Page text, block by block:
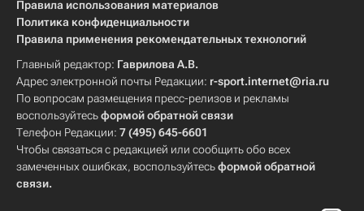
Правила использования материалов
Политика конфиденциальности
Правила применения рекомендательных технологий
Главный редактор: Гаврилова А.В.
Адрес электронной почты Редакции: r-sport.internet@ria.ru
По вопросам размещения пресс-релизов и рекламы
воспользуйтесьформой обратной связи
Телефон Редакции: 7 (495) 645-6601
Чтобы связаться с редакцией или сообщить обо всех
замеченных ошибках, воспользуйтесьформой обратной
связи.